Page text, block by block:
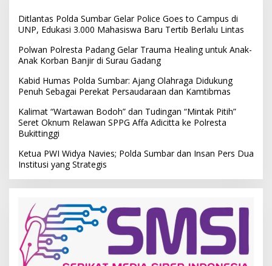
Ditlantas Polda Sumbar Gelar Police Goes to Campus di
UNP, Edukasi 3.000 Mahasiswa Baru Tertib Berlalu Lintas
Polwan Polresta Padang Gelar Trauma Healing untuk Anak-
Anak Korban Banjir di Surau Gadang
Kabid Humas Polda Sumbar: Ajang Olahraga Didukung
Penuh Sebagai Perekat Persaudaraan dan Kamtibmas
Kalimat “Wartawan Bodoh” dan Tudingan “Mintak Pitih”
Seret Oknum Relawan SPPG Affa Adicitta ke Polresta
Bukittinggi
Ketua PWI Widya Navies; Polda Sumbar dan Insan Pers Dua
Institusi yang Strategis